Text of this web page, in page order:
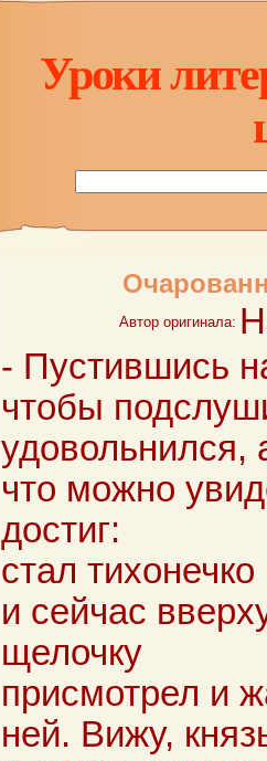
Уроки
Автор оригинала:
- Пустившись
чтобы
удовольнился,
что можно
достиг:
стал
и сейчас
щелочку
присмотрел и
ней. Вижу,